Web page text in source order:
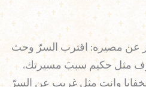
عن مصيره: اقترب السرّ وحث
مثل حكيم سببَ مسيرتك،
وانت مثل غريب عن السرّ